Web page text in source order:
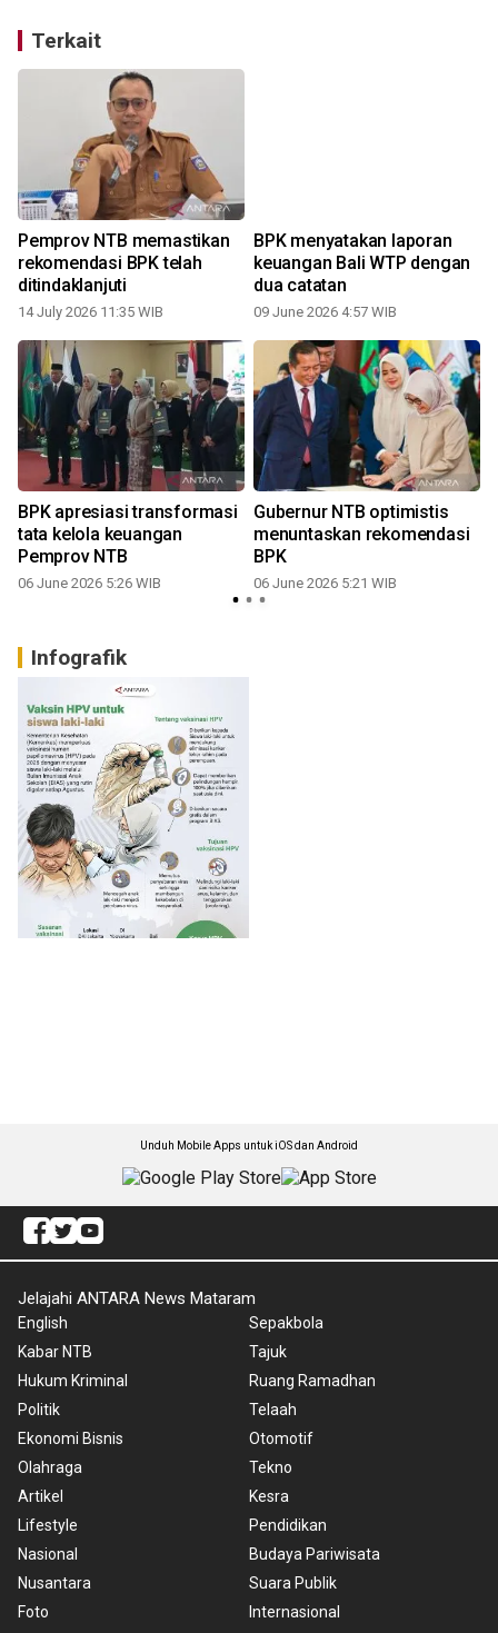
Terkait
Pemprov NTB memastikan
rekomendasi BPK telah
ditindaklanjuti
14 July 2026 11:35 WIB
BPK menyatakan laporan
keuangan Bali WTP dengan
dua catatan
09 June 2026 4:57 WIB
BPK apresiasi transformasi
tata kelola keuangan
Pemprov NTB
06 June 2026 5:26 WIB
Gubernur NTB optimistis
menuntaskan rekomendasi
BPK
06 June 2026 5:21 WIB
Infografik
Unduh Mobile Apps untuk iOS dan Android
Jelajahi ANTARA News Mataram
English
Kabar NTB
Hukum Kriminal
Politik
Ekonomi Bisnis
Olahraga
Artikel
Lifestyle
Nasional
Nusantara
Foto
Sepakbola
Tajuk
Ruang Ramadhan
Telaah
Otomotif
Tekno
Kesra
Pendidikan
Budaya Pariwisata
Suara Publik
Internasional